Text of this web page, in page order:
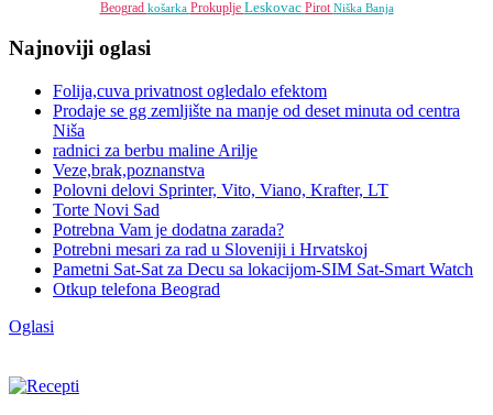
Beograd košarka Prokuplje Leskovac Pirot Niška Banja
Najnoviji oglasi
Folija,cuva privatnost ogledalo efektom
Prodaje se gg zemljište na manje od deset minuta od centra
Niša
radnici za berbu maline Arilje
Veze,brak,poznanstva
Polovni delovi Sprinter, Vito, Viano, Krafter, LT
Torte Novi Sad
Potrebna Vam je dodatna zarada?
Potrebni mesari za rad u Sloveniji i Hrvatskoj
Pametni Sat-Sat za Decu sa lokacijom-SIM Sat-Smart Watch
Otkup telefona Beograd
Oglasi